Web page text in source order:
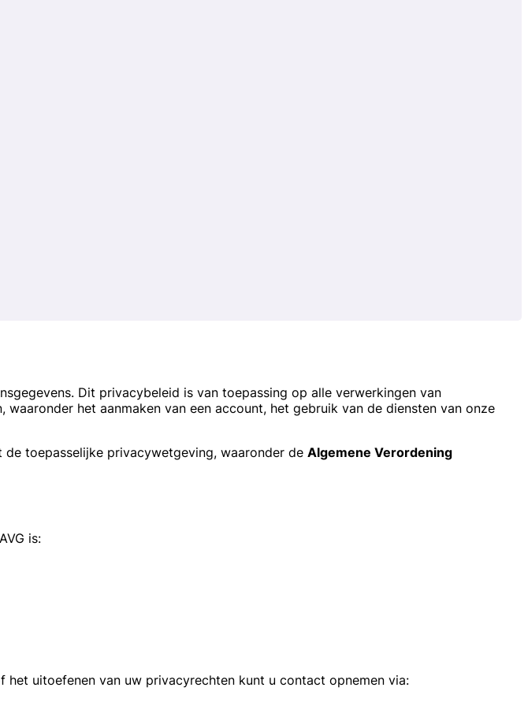
Dit privacybeleid is van toepassing op alle verwerkingen van
waaronder het aanmaken van een account, het gebruik van de diensten van onze
toepasselijke privacywetgeving, waaronder de Algemene Verordening
is:
uitoefenen van uw privacyrechten kunt u contact opnemen via: